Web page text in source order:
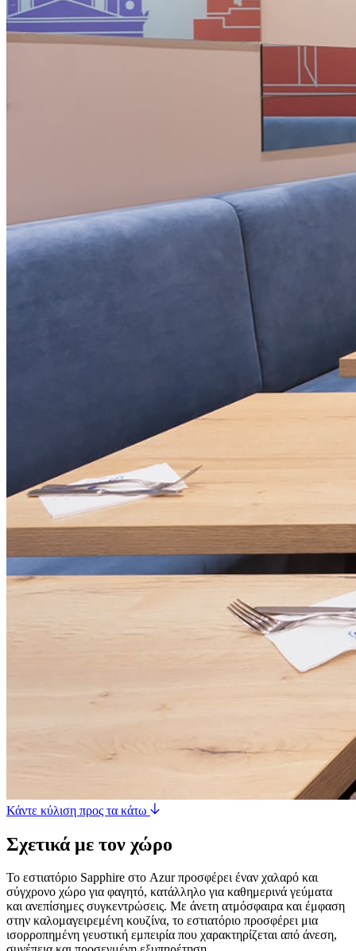
Κάντε κύλιση προς τα κάτω
Σχετικά με τον χώρο
Το εστιατόριο Sapphire στο Azur προσφέρει έναν χαλαρό και
σύγχρονο χώρο για φαγητό, κατάλληλο για καθημερινά γεύματα
και ανεπίσημες συγκεντρώσεις. Με άνετη ατμόσφαιρα και έμφαση
στην καλομαγειρεμένη κουζίνα, το εστιατόριο προσφέρει μια
ισορροπημένη γευστική εμπειρία που χαρακτηρίζεται από άνεση,